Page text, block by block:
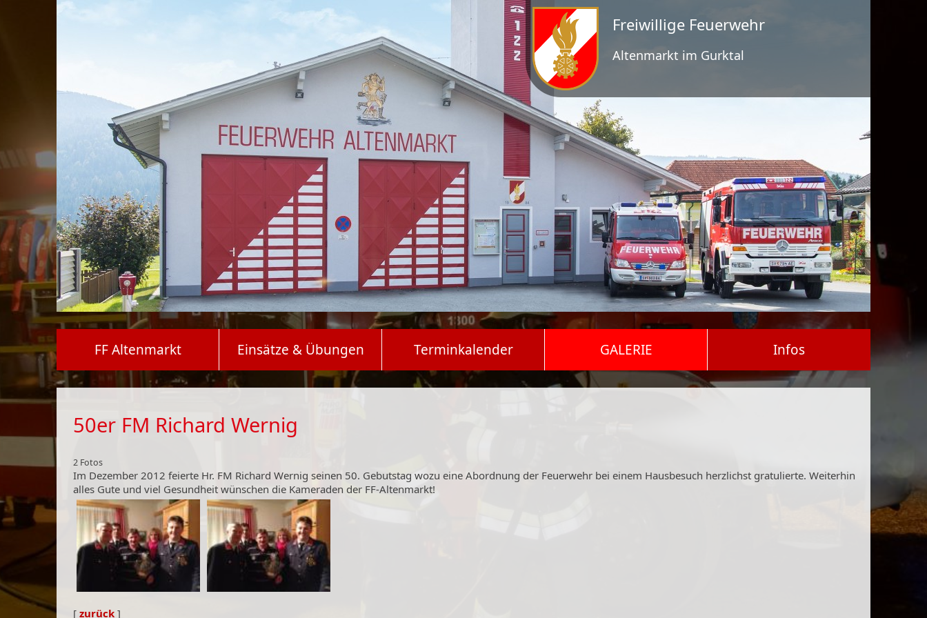
Freiwillige Feuerwehr
Altenmarkt im Gurktal
FF Altenmarkt Einsätze & Übungen Terminkalender GALERIE Infos
50er FM Richard Wernig
2 Fotos
Im Dezember 2012 feierte Hr. FM Richard Wernig seinen 50. Gebutstag wozu eine Abordnung der Feuerwehr bei einem Hausbesuch herzlichst gratulierte. Weiterhin
alles Gute und viel Gesundheit wünschen die Kameraden der FF-Altenmarkt!
[ zurück]